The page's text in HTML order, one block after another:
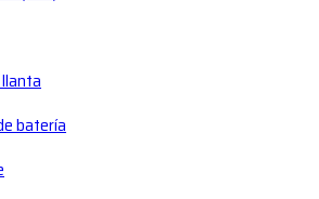
batería